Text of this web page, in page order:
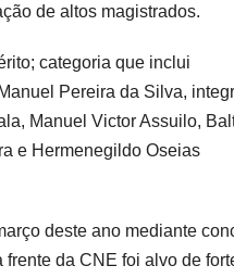
de altos magistrados.
categoria que inclui
Pereira da Silva,
Manuel Victor Assuilo,
e Hermenegildo Oseias
deste ano mediante
da CNE foi alvo de